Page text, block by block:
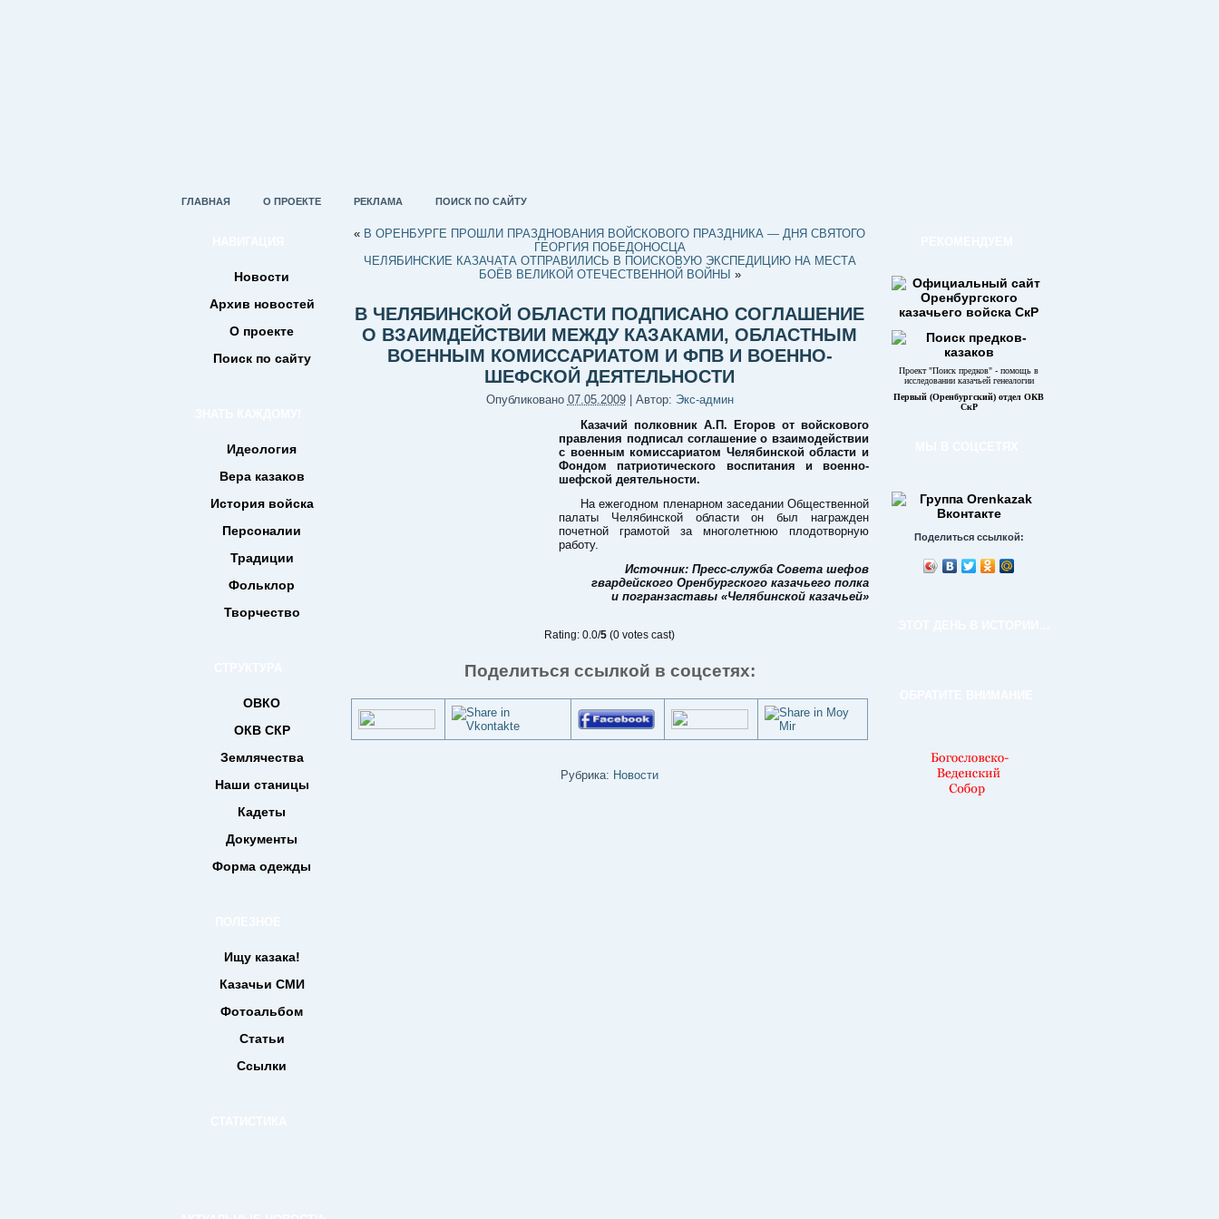
ГЛАВНАЯ О ПРОЕКТЕ РЕКЛАМА ПОИСК ПО САЙТУ
Новости
Архив новостей
О проекте
Поиск по сайту
Идеология
Вера казаков
История войска
Персоналии
Традиции
Фольклор
Творчество
ОВКО
ОКВ СКР
Землячества
Наши станицы
Кадеты
Документы
Форма одежды
Ищу казака!
Казачьи СМИ
Фотоальбом
Статьи
Ссылки
« В ОРЕНБУРГЕ ПРОШЛИ ПРАЗДНОВАНИЯ ВОЙСКОВОГО ПРАЗДНИКА — ДНЯ СВЯТОГО
ГЕОРГИЯ ПОБЕДОНОСЦА
ЧЕЛЯБИНСКИЕ КАЗАЧАТА ОТПРАВИЛИСЬ В ПОИСКОВУЮ ЭКСПЕДИЦИЮ НА МЕСТА
БОЁВ ВЕЛИКОЙ ОТЕЧЕСТВЕННОЙ ВОЙНЫ »
В ЧЕЛЯБИНСКОЙ ОБЛАСТИ ПОДПИСАНО СОГЛАШЕНИЕ
О ВЗАИМДЕЙСТВИИ МЕЖДУ КАЗАКАМИ, ОБЛАСТНЫМ
ВОЕННЫМ КОМИССАРИАТОМ И ФПВ И ВОЕННО-
ШЕФСКОЙ ДЕЯТЕЛЬНОСТИ
Опубликовано 07.05.2009| Автор: Экс-админ
Казачий полковник А.П. Егоров от войскового
правления подписал соглашение о взаимодействии
с военным комиссариатом Челябинской области и
Фондом патриотического воспитания и военно-
шефской деятельности.
На ежегодном пленарном заседании Общественной
палаты Челябинской области он был награжден
почетной грамотой за многолетнюю плодотворную
работу.
Источник: Пресс-служба Совета шефов
гвардейского Оренбургского казачьего полка
и погранзаставы «Челябинской казачьей»
Rating: 0.0/5 (0 votes cast)
Поделиться ссылкой в соцсетях:
Рубрика: Новости
Проект "Поиск предков" - помощь в
исследовании казачьей генеалогии
Первый (Оренбургский) отдел ОКВ
СкР
Поделиться ссылкой: